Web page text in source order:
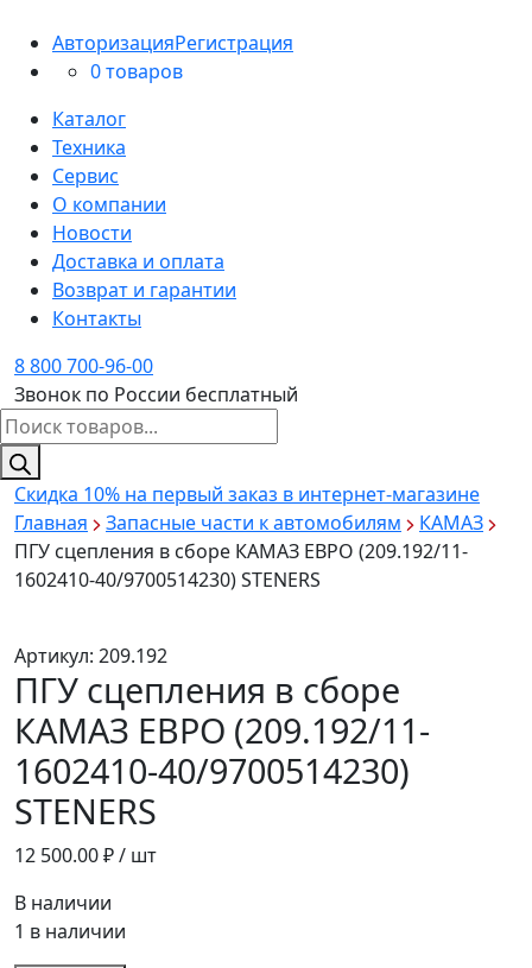
АвторизацияРегистрация
0 товаров
Каталог
Техника
Сервис
О компании
Новости
Доставка и оплата
Возврат и гарантии
Контакты
8 800 700-96-00
Звонок по России бесплатный
Поиск
товаров
Скидка 10% на первый заказ в интернет-магазине
Главная
Запасные части к автомобилям
КАМАЗ
ПГУ сцепления в сборе КАМАЗ ЕВРО (209.192/11-
1602410-40/9700514230) STENERS
Артикул: 209.192
ПГУ сцепления в сборе
КАМАЗ ЕВРО (209.192/11-
1602410-40/9700514230)
STENERS
12 500.00₽ / шт
В наличии
1 в наличии